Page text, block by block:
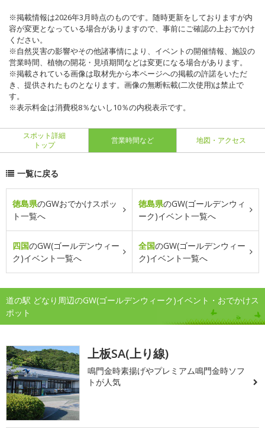
※掲載情報は2026年3月時点のものです。随時更新をしておりますが内
容が変更となっている場合がありますので、事前にご確認の上おでかけ
ください。
※自然災害の影響やその他諸事情により、イベントの開催情報、施設の
営業時間、植物の開花・見頃期間などは変更になる場合があります。
※掲載されている画像は取材先から本ページへの掲載の許諾をいただ
き、提供されたものとなります。画像の無断転載(二次使用)は禁止で
す。
※表示料金は消費税8％ないし10％の内税表示です。
スポット詳細
トップ
営業時間など 地図・アクセス
一覧に戻る
徳島県のGWおでかけスポッ
ト一覧へ
徳島県のGW(ゴールデンウィ
ーク)イベント一覧へ
四国のGW(ゴールデンウィー
ク)イベント一覧へ
全国のGW(ゴールデンウィー
ク)イベント一覧へ
道の駅 どなり周辺のGW(ゴールデンウィーク)イベント・おでかけス
ポット
上板SA(上り線)
鳴門金時素揚げやプレミアム鳴門金時ソフ
トが人気